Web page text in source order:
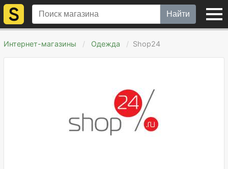
Найти
Интернет-магазины Одежда Shop24